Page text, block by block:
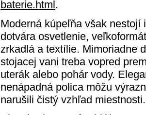
baterie.html.
Moderná kúpeľňa však
dotvára osvetlenie,
zrkadlá a textílie. Mimoriadne
stojacej vani treba vopred
uterák alebo pohár vody.
nenápadná polica môžu
narušili čistý vzhľad miestnosti.